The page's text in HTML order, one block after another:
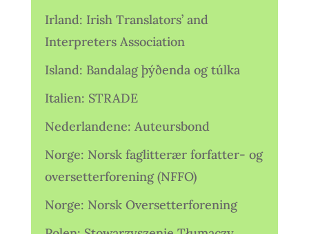
Irland: Irish Translators’ and
Interpreters Association
Island: Bandalag þýðenda og túlka
Italien: STRADE
Nederlandene: Auteursbond
Norge: Norsk faglitterær forfatter- og
oversetterforening (NFFO)
Norge: Norsk Oversetterforening